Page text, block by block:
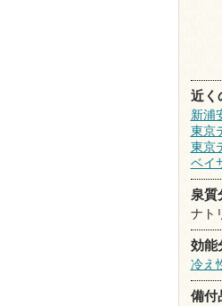
近く
新浦
東京
東京
ベイ
泉質
ナト
効能
冷え
備付